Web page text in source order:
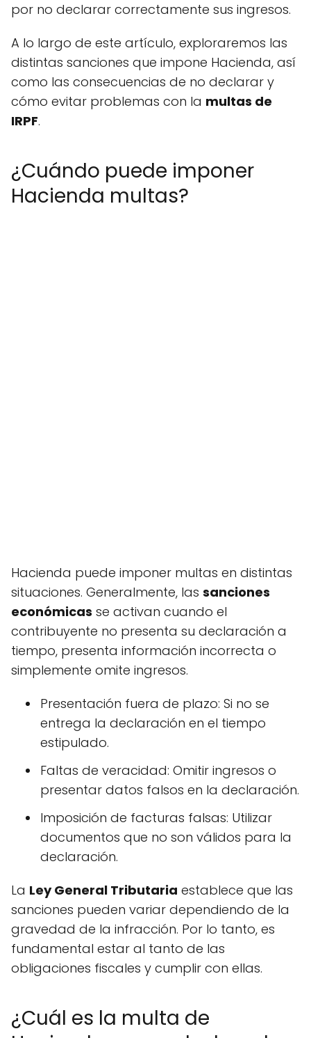
por no declarar correctamente sus ingresos.
A lo largo de este artículo, exploraremos las
distintas sanciones que impone Hacienda, así
como las consecuencias de no declarar y
cómo evitar problemas con la multas de
IRPF.
¿Cuándo puede imponer
Hacienda multas?
Hacienda puede imponer multas en distintas
situaciones. Generalmente, las sanciones
económicas se activan cuando el
contribuyente no presenta su declaración a
tiempo, presenta información incorrecta o
simplemente omite ingresos.
Presentación fuera de plazo: Si no se
entrega la declaración en el tiempo
estipulado.
Faltas de veracidad: Omitir ingresos o
presentar datos falsos en la declaración.
Imposición de facturas falsas: Utilizar
documentos que no son válidos para la
declaración.
La Ley General Tributaria establece que las
sanciones pueden variar dependiendo de la
gravedad de la infracción. Por lo tanto, es
fundamental estar al tanto de las
obligaciones fiscales y cumplir con ellas.
¿Cuál es la multa de